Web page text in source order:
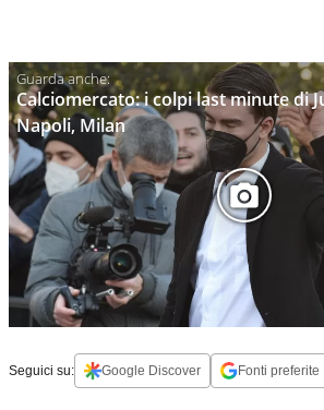
Calciomercato: i colpi last minute di
Napoli, Milan
Seguici su: Google Discover Fonti preferite